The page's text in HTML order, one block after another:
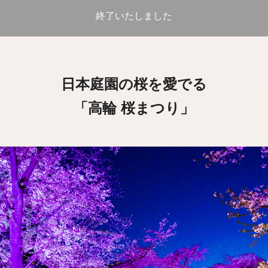
終了いたしました
日本庭園の桜を愛でる
「高輪 桜まつり」